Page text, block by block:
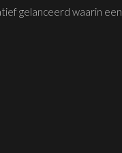
gelanceerd waarin een